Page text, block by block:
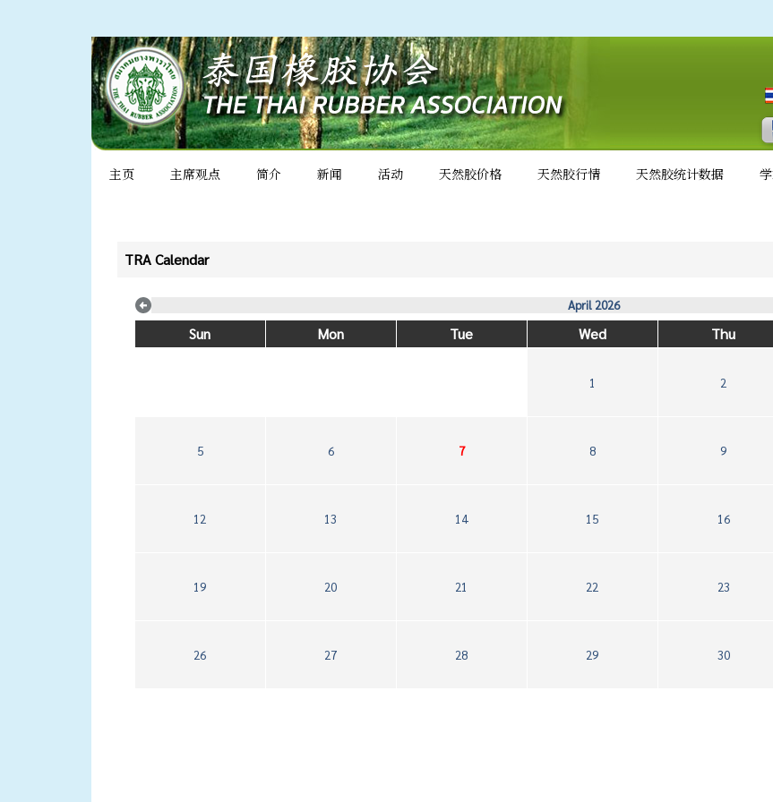
主页 主席观点 简介 新闻 活动 天然胶价格 天然胶行情 天然胶统计数据
TRA Calendar
April 2026
Sun Mon Tue Wed Thu
1 2
5 6 7 8 9
12 13 14 15 16
19 20 21 22 23
26 27 28 29 30